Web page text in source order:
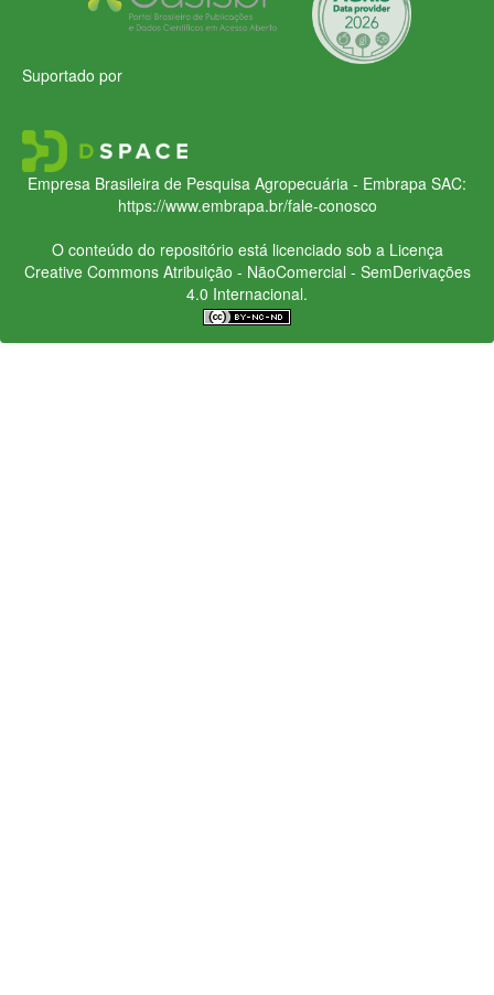
Suportado por
Empresa Brasileira de Pesquisa Agropecuária - Embrapa SAC:
https://www.embrapa.br/fale-conosco
O conteúdo do repositório está licenciado sob a Licença
Creative CommonsAtribuição - NãoComercial - SemDerivações
4.0 Internacional.